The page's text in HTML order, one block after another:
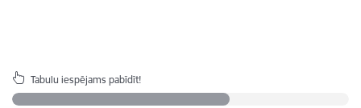
Tabulu iespējams pabīdīt!